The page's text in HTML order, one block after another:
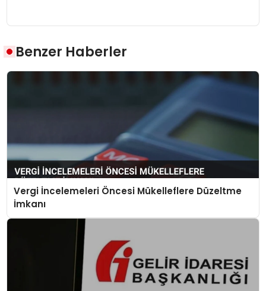
Benzer Haberler
Vergi İncelemeleri Öncesi Mükelleflere Düzeltme
İmkanı